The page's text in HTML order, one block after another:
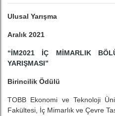
Ulusal Yarışma
Aralık 2021
“İM2021 İÇ MİMARLIK
YARIŞMASI”
Birincilik Ödülü
TOBB Ekonomi ve Teknoloji
Fakültesi, İç Mimarlık ve Çevre